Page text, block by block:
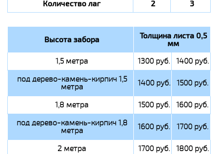
Количество лаг 2 3
Высота забора Толщина листа 0,5
мм
1,5 метра 1300 руб.
1400 руб.
под дерево-камень-кирпич 1,5
метра 1400 руб. 1500 руб.
1,8 метра 1500 руб.
1600 руб.
под дерево-камень-кирпич 1,8
метра 1600 руб. 1700 руб.
2 метра 1700 руб.
1800 руб.